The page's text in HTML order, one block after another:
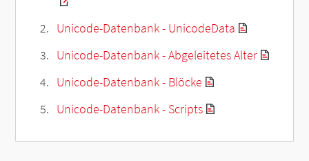
Unicode-Datenbank - UnicodeData
Unicode-Datenbank - Abgeleitetes Alter
Unicode-Datenbank - Blöcke
Unicode-Datenbank - Scripts